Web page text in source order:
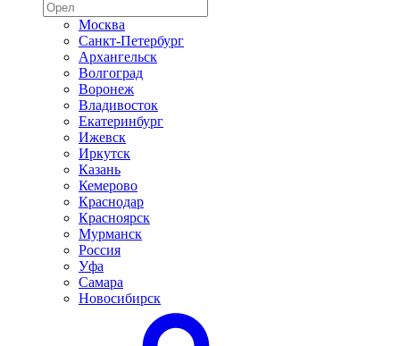
Москва
Санкт-Петербург
Архангельск
Волгоград
Воронеж
Владивосток
Екатеринбург
Ижевск
Иркутск
Казань
Кемерово
Краснодар
Красноярск
Мурманск
Россия
Уфа
Самара
Новосибирск